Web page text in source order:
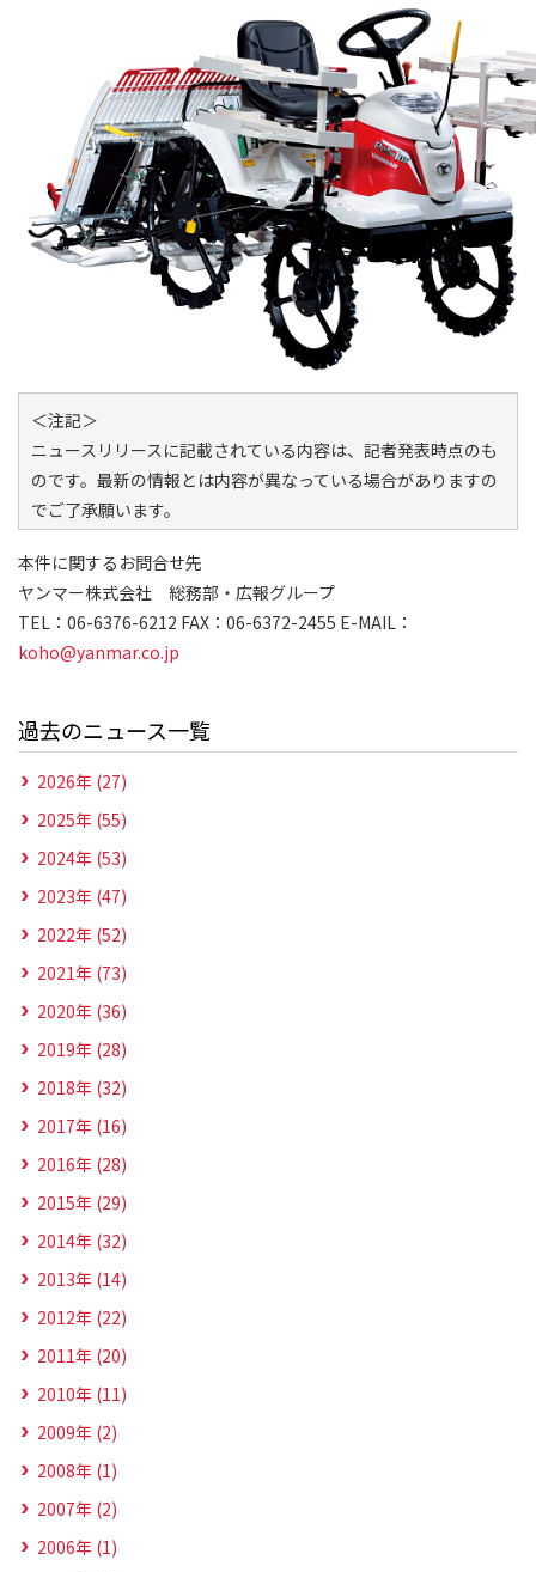
＜注記＞
ニュースリリースに記載されている内容は、記者発表時点のも
のです。最新の情報とは内容が異なっている場合がありますの
でご了承願います。
本件に関するお問合せ先
ヤンマー株式会社 総務部・広報グループ
TEL：06-6376-6212 FAX：06-6372-2455 E-MAIL：
koho@yanmar.co.jp
過去のニュース一覧
2026年 (27)
2025年 (55)
2024年 (53)
2023年 (47)
2022年 (52)
2021年 (73)
2020年 (36)
2019年 (28)
2018年 (32)
2017年 (16)
2016年 (28)
2015年 (29)
2014年 (32)
2013年 (14)
2012年 (22)
2011年 (20)
2010年 (11)
2009年 (2)
2008年 (1)
2007年 (2)
2006年 (1)